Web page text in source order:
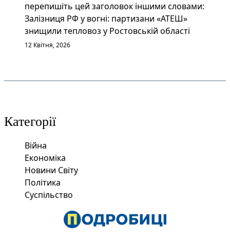
перепишіть цей заголовок іншими словами:
Залізниця РФ у вогні: партизани «АТЕШ»
знищили тепловоз у Ростовській області
12 Квітня, 2026
Категорії
Війна
Економіка
Новини Світу
Політика
Суспільство